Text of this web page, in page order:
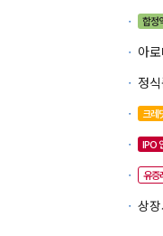
합정
크레
IPO
유증